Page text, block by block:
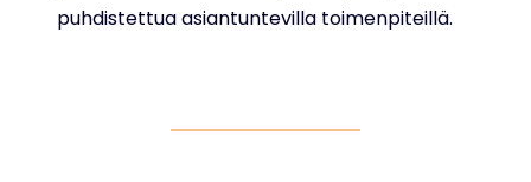
puhdistettua asiantuntevilla toimenpiteillä.